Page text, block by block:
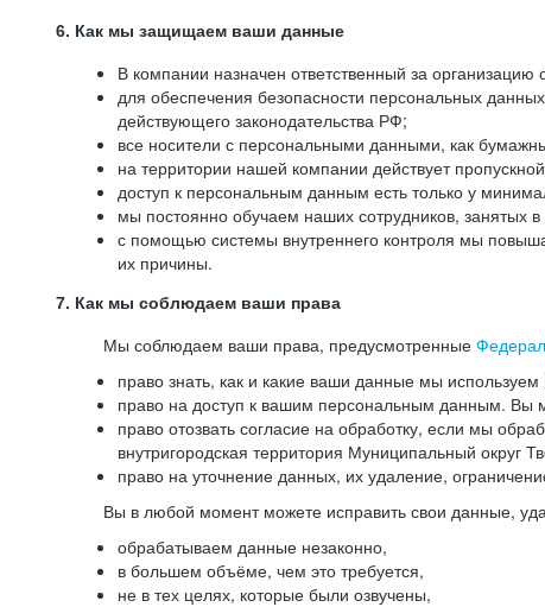
6. Как мы защищаем ваши данные
В компании назначен ответственный за
для обеспечения безопасности персональных
действующего законодательства РФ;
все носители с персональными данными, как
на территории нашей компании действует
доступ к персональным данным есть только у
мы постоянно обучаем наших сотрудников, занятых
с помощью системы внутреннего контроля мы
их причины.
7. Как мы соблюдаем ваши права
Мы соблюдаем ваши права, предусмотренные
право знать, как и какие ваши данные мы используем
право на доступ к вашим персональным данным. Вы
право отозвать согласие на обработку, если мы
внутригородская территория Муниципальный
право на уточнение данных, их удаление,
Вы в любой момент можете исправить свои данные,
обрабатываем данные незаконно,
в большем объёме, чем это требуется,
не в тех целях, которые были озвучены,